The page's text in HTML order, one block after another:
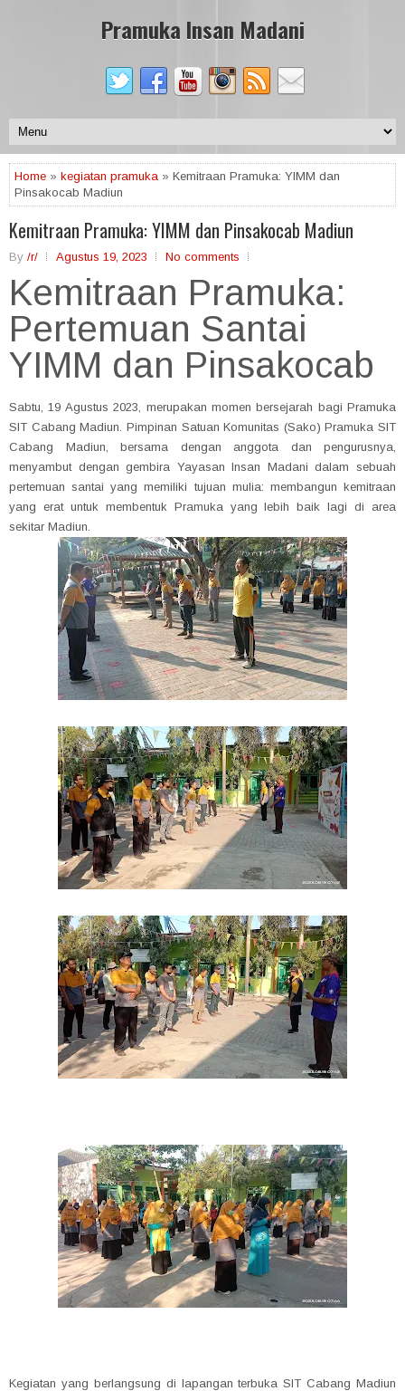
Pramuka Insan Madani
Home » kegiatan pramuka » Kemitraan Pramuka: YIMM dan
Pinsakocab Madiun
Kemitraan Pramuka: YIMM dan Pinsakocab Madiun
By /r/ Agustus 19, 2023 No comments
Kemitraan Pramuka:
Pertemuan Santai
YIMM dan Pinsakocab
Sabtu, 19 Agustus 2023, merupakan momen bersejarah bagi Pramuka
SIT Cabang Madiun. Pimpinan Satuan Komunitas (Sako) Pramuka SIT
Cabang Madiun, bersama dengan anggota dan pengurusnya,
menyambut dengan gembira Yayasan Insan Madani dalam sebuah
pertemuan santai yang memiliki tujuan mulia: membangun kemitraan
yang erat untuk membentuk Pramuka yang lebih baik lagi di area
sekitar Madiun.
Kegiatan yang berlangsung di lapangan terbuka SIT Cabang Madiun